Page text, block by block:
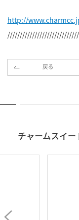
http://
戻る
チャームスイ